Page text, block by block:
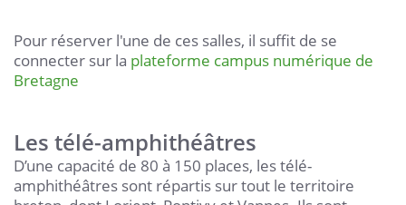
Pour réserver l'une de ces salles, il suffit de se
connecter sur la plateforme campus numérique de
Bretagne
Les télé-amphithéâtres
D’une capacité de 80 à 150 places, les télé-
amphithéâtres sont répartis sur tout le territoire